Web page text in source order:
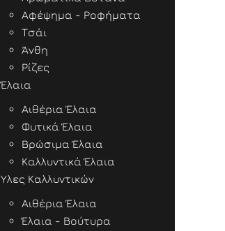
Αφέψημα - Ροφήματα
Τσάι
Άνθη
Ρίζες
Έλαια
Αιθέρια Έλαια
Φυτικά Έλαια
Βρώσιμα Έλαια
Καλλυντικά Έλαια
Ύλες Καλλυντικών
Αιθέρια Έλαια
Έλαια - Βούτυρα